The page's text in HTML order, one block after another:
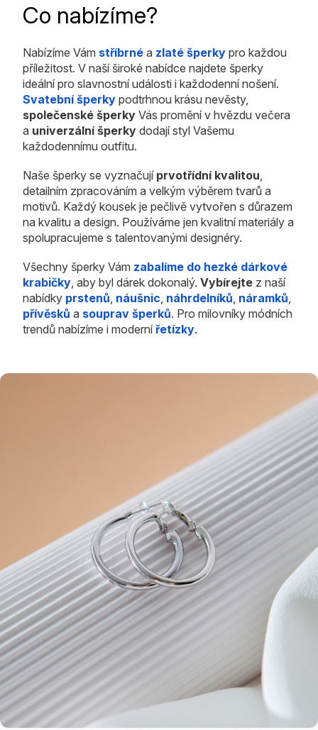
Co nabízíme?
Nabízíme Vám stříbrné a zlaté šperky pro každou
příležitost. V naší široké nabídce najdete šperky
ideální pro slavnostní události i každodenní nošení.
Svatební šperky podtrhnou krásu nevěsty,
společenské šperky Vás promění v hvězdu večera
a univerzální šperky dodají styl Vašemu
každodennímu outfitu.
Naše šperky se vyznačují prvotřídní kvalitou,
detailním zpracováním a velkým výběrem tvarů a
motivů. Každý kousek je pečlivě vytvořen s důrazem
na kvalitu a design. Používáme jen kvalitní materiály a
spolupracujeme s talentovanými designéry.
Všechny šperky Vám zabalíme do hezké dárkové
krabičky, aby byl dárek dokonalý. Vybírejte z naší
nabídky prstenů, náušnic, náhrdelníků, náramků,
přívěsků a souprav šperků. Pro milovníky módních
trendů nabízíme i modernířetízky.